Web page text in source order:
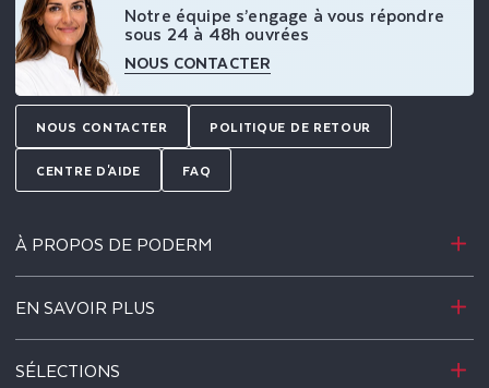
Notre équipe s’engage à vous répondre
sous 24 à 48h ouvrées
NOUS CONTACTER
NOUS CONTACTER POLITIQUE DE RETOUR
CENTRE D'AIDE FAQ
À PROPOS DE PODERM
EN SAVOIR PLUS
SÉLECTIONS